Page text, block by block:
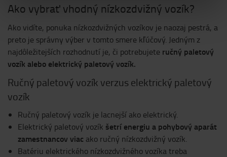
Ako vybrať vhodný nízkozdvižný vozík?
Ako vidíte, ponuka nízkozdvižných vozíkov je naozaj pestrá, a
preto je správny výber v tomto smere kľúčový. Jedným z
najdôležitejších rozhodnutí je, či potrebujete ručný paletový
vozík alebo elektrický paletový vozík.
Ručný paletový vozík verzus elektrický paletový
vozík
Ručný paletový vozík je lacnejší ako elektrický.
Elektrický paletový vozík šetrí energiu a pohybový aparát
zamestnancov viac ako ručný nízkozdvižný vozík.
Batériu elektrického nízkozdvižného vozíka treba